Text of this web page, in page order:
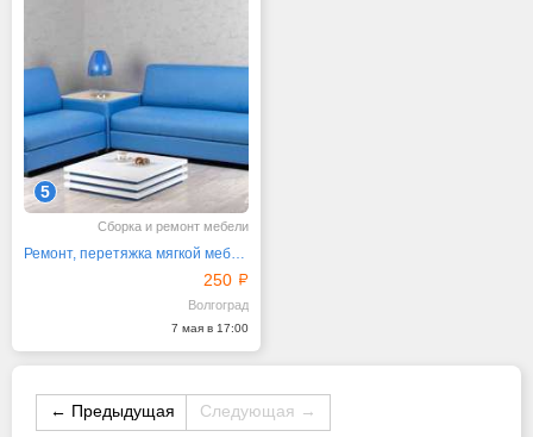
5
Сборка и ремонт мебели
250
Волгоград
7 мая в 17:00
← Предыдущая Следующая →